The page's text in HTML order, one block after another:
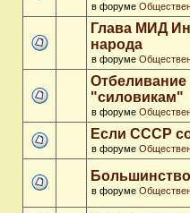
в форуме
Глава МИД
народа
в форуме
Отбеливание
"силовикам"
в форуме
Если СССР
в форуме
в форуме